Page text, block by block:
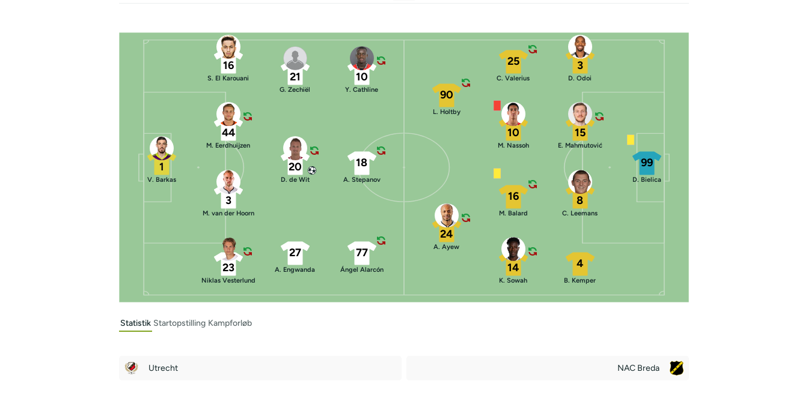
1
V. Barkas
16
S. El Karouani
44
M. Eerdhuijzen
3
M. van der Hoorn
23
Niklas Vesterlund
21
G. Zechiël
20
D. de Wit
27
A. Engwanda
10
Y. Cathline
18
A. Stepanov
77
Ángel Alarcón
99
D. Bielica
4
B. Kemper
8
C. Leemans
15
E. Mahmutović
3
D. Odoi
14
K. Sowah
16
M. Balard
10
M. Nassoh
25
C. Valerius
24
A. Ayew
90
L. Holtby
Statistik Startopstilling Kampforløb
Utrecht NAC Breda